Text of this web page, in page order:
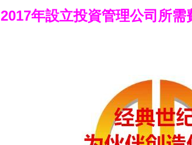
2017年設立投資管理公司所